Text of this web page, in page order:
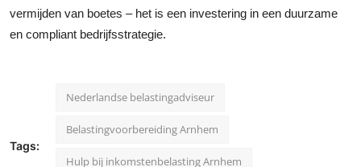
vermijden van boetes – het is een investering in een duurzame
en compliant bedrijfsstrategie.
Tags:
Nederlandse belastingadviseur
Belastingvoorbereiding Arnhem
Hulp bij inkomstenbelasting Arnhem